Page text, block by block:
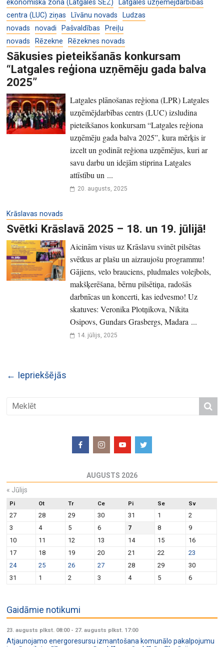
ekonomiskā zona (Latgales SEZ)
Latgales uzņēmējdarbības
centra (LUC) ziņas
Līvānu novads
Ludzas
novads
novadi Pašvaldības
Preiļu
novads
Rēzekne Rēzeknes novads
Sākusies pieteikšanās konkursam
“Latgales reģiona uzņēmēju gada balva
2025”
Latgales plānošanas reģiona (LPR) Latgales
uzņēmējdarbības centrs (LUC) izsludina
pieteikšanos konkursam “Latgales reģiona
uzņēmēju gada balva 2025”, kura mērķis ir
izcelt un godināt reģiona uzņēmējus, kuri ar
savu darbu un idejām stiprina Latgales
attīstību un ...
20. augusts, 2025
Krāslavas novads
Svētki Krāslavā 2025 – 18. un 19. jūlijā!
Aicinām visus uz Krāslavu svinēt pilsētas
svētkus ar plašu un aizraujošu programmu!
Gājiens, velo brauciens, pludmales volejbols,
makšķerēšana, bērnu pilsētiņa, radošās
darbnīcas un koncerti, kas iedvesmo! Uz
skatuves: Veronika Plotņikova, Nikita
Osipovs, Gundars Grasbergs, Madara ...
14. jūlijs, 2025
← Iepriekšējās
AUGUSTS 2026
« Jūlijs
Pi Ot Tr Ce Pi Se Sv
27 28 29 30 31 1
2
3
4 5 6 7 8
9
10
11 12 13 14 15
16
17
18 19 20 21 22
23
24
25 26 27 28 29
30
31
1 2 3 4 5 6
Gaidāmie notikumi
23. augusts plkst. 08:00- 27. augusts plkst. 17:00
Atjaunojamo energoresursu izmantošana komunālo pakalpojumu